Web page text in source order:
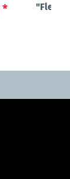
*
"Flex"